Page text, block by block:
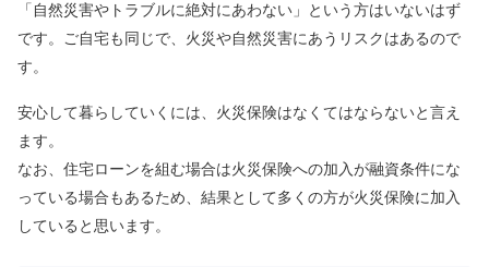
「自然災害やトラブルに絶対にあわない」という方はいないはず
です。ご自宅も同じで、火災や自然災害にあうリスクはあるので
す。
安心して暮らしていくには、火災保険はなくてはならないと言え
ます。
なお、住宅ローンを組む場合は火災保険への加入が融資条件にな
っている場合もあるため、結果として多くの方が火災保険に加入
していると思います。